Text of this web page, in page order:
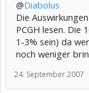
@Diabolus
Die
PCGH lesen. Die
1-3% sein) da
noch weniger
24. September 2007